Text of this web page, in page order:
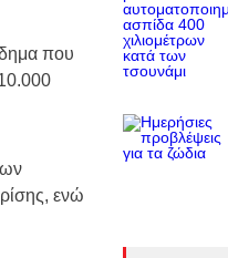
που
ενώ